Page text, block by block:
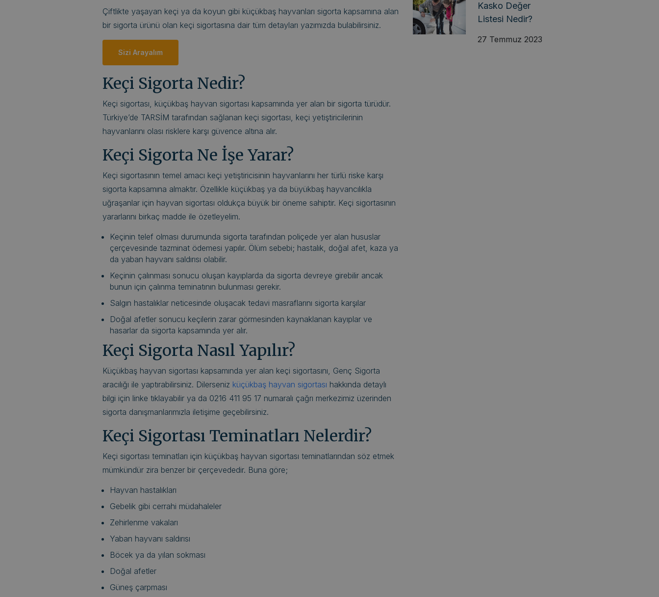
Kasko Değer
Listesi Nedir?
27 Temmuz 2023
Çiftlikte yaşayan keçi ya da koyun gibi küçükbaş hayvanları sigorta kapsamına alan
bir sigorta ürünü olan keçi sigortasına dair tüm detayları yazımızda bulabilirsiniz.
Sizi Arayalım
Keçi Sigorta Nedir?
Keçi sigortası, küçükbaş hayvan sigortası kapsamında yer alan bir sigorta türüdür.
Türkiye’de TARSİM tarafından sağlanan keçi sigortası, keçi yetiştiricilerinin
hayvanlarını olası risklere karşı güvence altına alır.
Keçi Sigorta Ne İşe Yarar?
Keçi sigortasının temel amacı keçi yetiştiricisinin hayvanlarını her türlü riske karşı
sigorta kapsamına almaktır. Özellikle küçükbaş ya da büyükbaş hayvancılıkla
uğraşanlar için hayvan sigortası oldukça büyük bir öneme sahiptir. Keçi sigortasının
yararlarını birkaç madde ile özetleyelim.
Keçinin telef olması durumunda sigorta tarafından poliçede yer alan hususlar
çerçevesinde tazminat ödemesi yapılır. Ölüm sebebi; hastalık, doğal afet, kaza ya
da yaban hayvanı saldırısı olabilir.
Keçinin çalınması sonucu oluşan kayıplarda da sigorta devreye girebilir ancak
bunun için çalınma teminatının bulunması gerekir.
Salgın hastalıklar neticesinde oluşacak tedavi masraflarını sigorta karşılar
Doğal afetler sonucu keçilerin zarar görmesinden kaynaklanan kayıplar ve
hasarlar da sigorta kapsamında yer alır.
Keçi Sigorta Nasıl Yapılır?
Küçükbaş hayvan sigortası kapsamında yer alan keçi sigortasını, Genç Sigorta
aracılığı ile yaptırabilirsiniz. Dilerseniz küçükbaş hayvan sigortası hakkında detaylı
bilgi için linke tıklayabilir ya da 0216 411 95 17 numaralı çağrı merkezimiz üzerinden
sigorta danışmanlarımızla iletişime geçebilirsiniz.
Keçi Sigortası Teminatları Nelerdir?
Keçi sigortası teminatları için küçükbaş hayvan sigortası teminatlarından söz etmek
mümkündür zira benzer bir çerçevededir. Buna göre;
Hayvan hastalıkları
Gebelik gibi cerrahi müdahaleler
Zehirlenme vakaları
Yaban hayvanı saldırısı
Böcek ya da yılan sokması
Doğal afetler
Güneş çarpması